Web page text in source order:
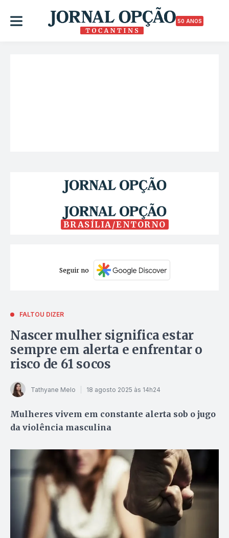
50 ANOS
BRASÍLIA/ENTORNO
Seguir no
FALTOU DIZER
Nascer mulher significa estar
sempre em alerta e enfrentar o
risco de 61 socos
Tathyane Melo 18 agosto 2025 às 14h24
Mulheres vivem em constante alerta sob o jugo
da violência masculina